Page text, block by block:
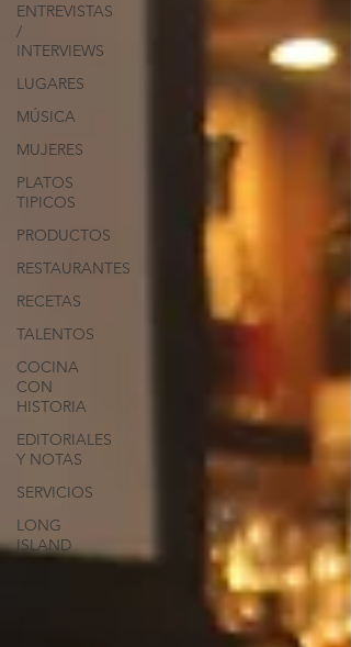
ENTREVISTAS
/
INTERVIEWS
LUGARES
MÚSICA
MUJERES
PLATOS
TIPICOS
PRODUCTOS
RESTAURANTES
RECETAS
TALENTOS
COCINA
CON
HISTORIA
EDITORIALES
Y NOTAS
SERVICIOS
LONG
ISLAND